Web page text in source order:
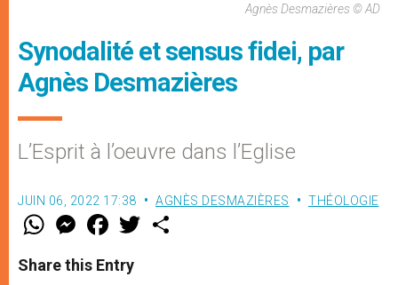
Agnès Desmazières © AD
Synodalité et sensus fidei, par
Agnès Desmazières
L’Esprit à l’oeuvre dans l’Eglise
JUIN 06, 2022 17:38 AGNÈS DESMAZIÈRES THÉOLOGIE
W
t
s
M
e
s
e
F
a
e
b
w
Share this Entry